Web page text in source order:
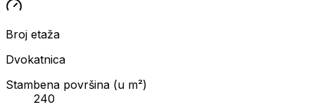
Broj etaža
Dvokatnica
Stambena površina (u m²)
240